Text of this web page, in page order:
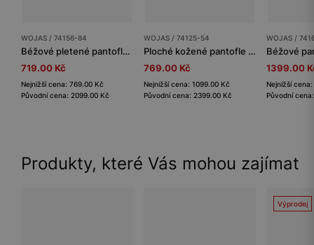
WOJAS / 74156-84
Béžové pletené pantofle pro ženy
719.00 Kč
Nejnižší cena: 769.00 Kč
Původní cena: 2099.00 Kč
WOJAS / 74125-54
Ploché kožené pantofle v béžové barvě se zlatými cvoky
769.00 Kč
Nejnižší cena: 1099.00 Kč
Původní cena: 2399.00 Kč
WOJAS /
1399.00
Nejnižší
Původní
Produkty, které Vás mohou zajímat
Výprodej